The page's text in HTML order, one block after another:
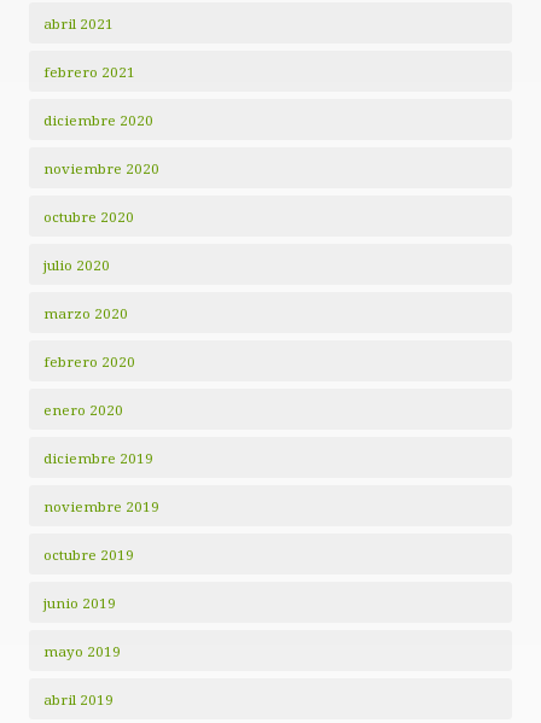
abril 2021
febrero 2021
diciembre 2020
noviembre 2020
octubre 2020
julio 2020
marzo 2020
febrero 2020
enero 2020
diciembre 2019
noviembre 2019
octubre 2019
junio 2019
mayo 2019
abril 2019